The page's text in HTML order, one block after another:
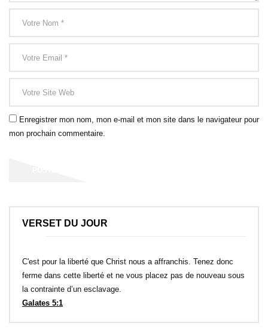
Enregistrer mon nom, mon e-mail et mon site dans le navigateur pour
mon prochain commentaire.
VERSET DU JOUR
C'est pour la liberté que Christ nous a affranchis. Tenez donc
ferme dans cette liberté et ne vous placez pas de nouveau sous
la contrainte d’un esclavage.
Galates 5:1